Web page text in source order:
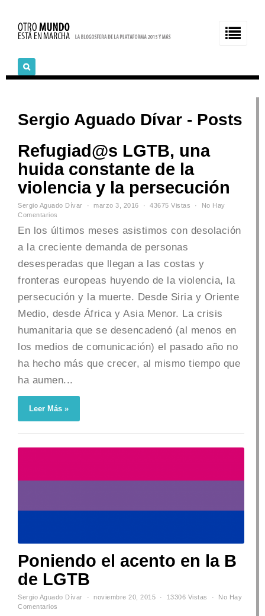
Sergio Aguado Dívar - Posts
Refugiad@s LGTB, una
huida constante de la
violencia y la persecución
Sergio Aguado Dívar marzo 3, 2016 43675 Vistas
No Hay
Comentarios
En los últimos meses asistimos con desolación
a la creciente demanda de personas
desesperadas que llegan a las costas y
fronteras europeas huyendo de la violencia, la
persecución y la muerte. Desde Siria y Oriente
Medio, desde África y Asia Menor. La crisis
humanitaria que se desencadenó (al menos en
los medios de comunicación) el pasado año no
ha hecho más que crecer, al mismo tiempo que
ha aumen...
Leer Más »
Poniendo el acento en la B
de LGTB
Sergio Aguado Dívar noviembre 20, 2015 13306 Vistas
No Hay
Comentarios